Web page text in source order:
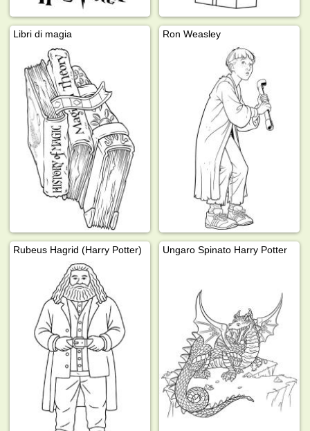
Libri di magia Ron Weasley
Rubeus Hagrid (Harry Potter) Ungaro Spinato Harry Potter